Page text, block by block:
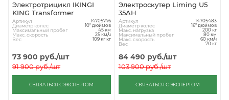
Электротрицикл IKINGI
KING Transformer
Артикул 14705746
Диаметр колес 10" дюймов
Максимальный пробег 45 км
Макс. скорость 25 км/ч
Вес 109 кг кг
73 900 руб./шт
91 900руб./шт
СВЯЗАТЬСЯ С ЭКСПЕРТОМ
Электроскутер Liming U5
35AH
Артикул 14705483
Диаметр колес 16" дюймов
Макс. нагрузка 200 кг
Максимальный пробег 80 км
Макс. скорость 60 км/ч
Вес 70 кг
84 490 руб./шт
103 900руб./шт
СВЯЗАТЬСЯ С ЭКСПЕРТОМ